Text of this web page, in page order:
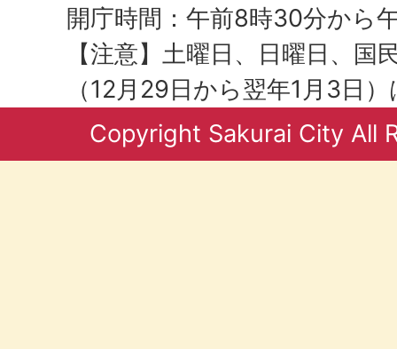
開庁時間：午前8時30分から
【注意】土曜日、日曜日、国
（12月29日から翌年1月3日
Copyright Sakurai City All